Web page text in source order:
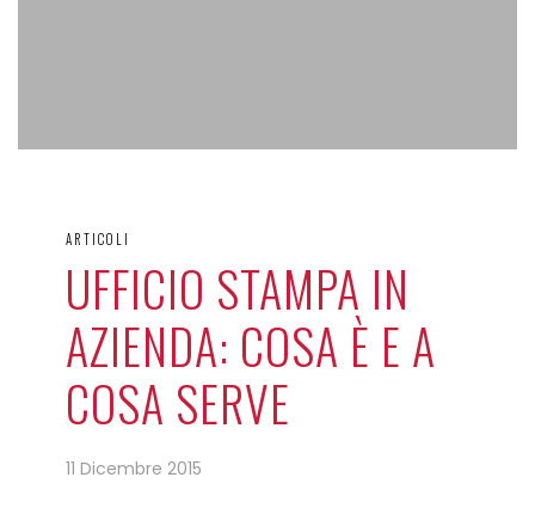
ARTICOLI
UFFICIO STAMPA IN
AZIENDA: COSA È E A
COSA SERVE
11 Dicembre 2015